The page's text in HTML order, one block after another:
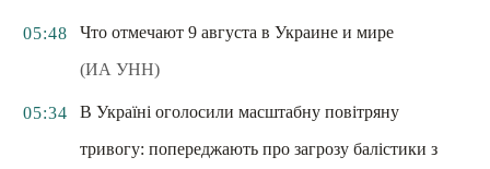
05:48
Что отмечают 9 августа в Украине и мире
(ИА УНН)
05:34
В Україні оголосили масштабну повітряну
тривогу: попереджають про загрозу балістики з